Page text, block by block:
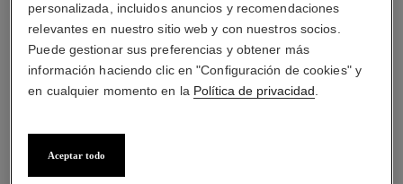
personalizada, incluidos anuncios y recomendaciones
relevantes en nuestro sitio web y con nuestros socios.
Puede gestionar sus preferencias y obtener más
información haciendo clic en "Configuración de cookies" y
en cualquier momento en la Política de privacidad
Aceptar todo